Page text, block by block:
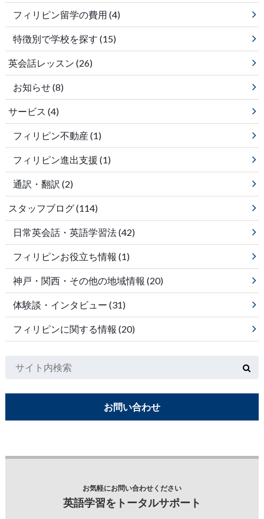
フィリピン留学の費用 (4)
特徴別で学校を探す (15)
英会話レッスン (26)
お知らせ(8)
サービス (4)
フィリピン不動産(1)
フィリピン進出支援 (1)
通訳・翻訳 (2)
スタッフブログ(114)
日常英会話・英語学習法(42)
フィリピンお役立ち情報 (1)
神戸・関西・その他の地域情報 (20)
体験談・インタビュー (31)
フィリピンに関する情報 (20)
お問い合わせ
お気軽にお問い合わせください
英語学習をトータルサポート